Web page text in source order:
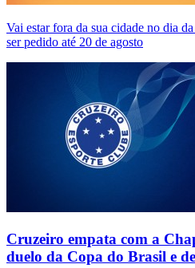
Vai estar fora da sua cidade no dia
ser pedido até 20 de agosto
Cruzeiro empata com a
duelo da Copa do Brasil e